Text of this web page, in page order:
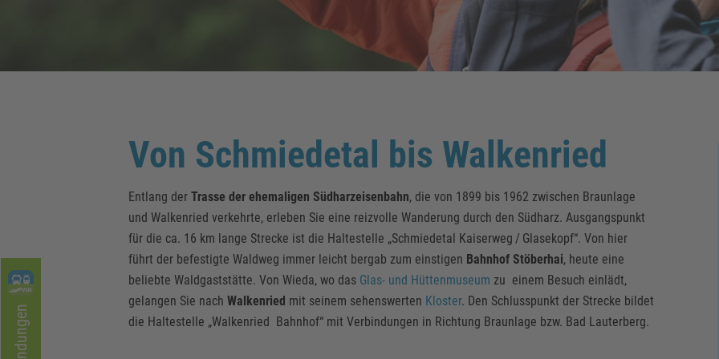
Von Schmiedetal bis Walkenried
Entlang der Trasse der ehemaligen Südharzeisenbahn, die von 1899 bis 1962 zwischen Braunlage
und Walkenried verkehrte, erleben Sie eine reizvolle Wanderung durch den Südharz. Ausgangspunkt
für die ca. 16 km lange Strecke ist die Haltestelle „Schmiedetal Kaiserweg / Glasekopf“. Von hier
führt der befestigte Waldweg immer leicht bergab zum einstigen Bahnhof Stöberhai, heute eine
beliebte Waldgaststätte. Von Wieda, wo das Glas- und Hüttenmuseum zu einem Besuch einlädt,
gelangen Sie nach Walkenried mit seinem sehenswerten Kloster. Den Schlusspunkt der Strecke bildet
die Haltestelle „Walkenried Bahnhof“ mit Verbindungen in Richtung Braunlage bzw. Bad Lauterberg.